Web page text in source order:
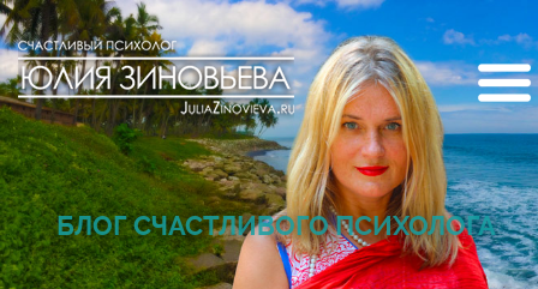
БЛОГ СЧАСТЛИВОГО ПСИХОЛОГА